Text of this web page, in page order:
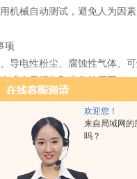
欢迎您！
来自局域网的
吗？
机械自动测试，避免人为因
项
导电性粉尘、腐蚀性气体、
成产品损伤和劣化的原因。
线时,请准确接于接线端子上
物有碍正常操作。不正常干
本体不得与冷冻液接触。浸
，请按本说明书所述接于专